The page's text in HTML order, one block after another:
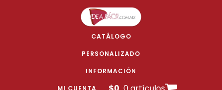
CATÁLOGO
PERSONALIZADO
INFORMACIÓN
MI CUENTA